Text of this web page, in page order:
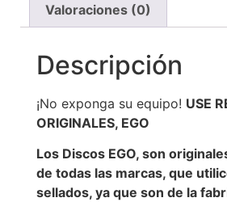
Valoraciones (0)
Descripción
¡No exponga su equipo! USE
ORIGINALES, EGO
Los Discos EGO, son
de todas las marcas, que
sellados, ya que son de la